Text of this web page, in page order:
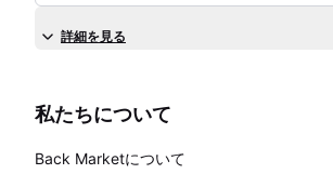
詳細を見る
私たちについて
Back Marketについて